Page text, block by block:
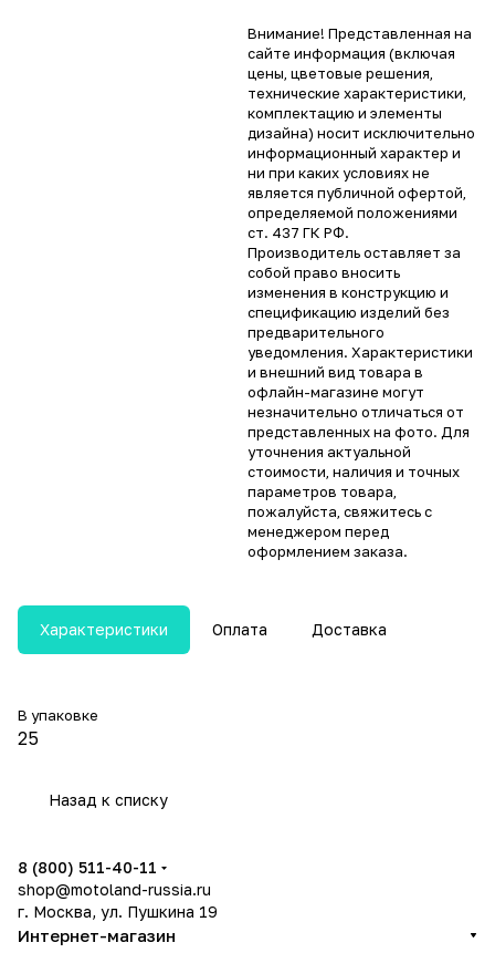
Внимание! Представленная на
сайте информация (включая
цены, цветовые решения,
технические характеристики,
комплектацию и элементы
дизайна) носит исключительно
информационный характер и
ни при каких условиях не
является публичной офертой,
определяемой положениями
ст. 437 ГК РФ.
Производитель оставляет за
собой право вносить
изменения в конструкцию и
спецификацию изделий без
предварительного
уведомления. Характеристики
и внешний вид товара в
офлайн-магазине могут
незначительно отличаться от
представленных на фото. Для
уточнения актуальной
стоимости, наличия и точных
параметров товара,
пожалуйста, свяжитесь с
менеджером перед
оформлением заказа.
Характеристики Оплата Доставка
В упаковке
25
Назад к списку
8 (800) 511-40-11
shop@motoland-russia.ru
г. Москва, ул. Пушкина 19
Интернет-магазин